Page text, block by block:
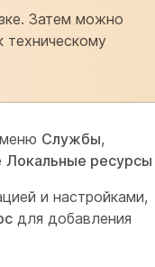
Затем можно
техническому
Службы,
Локальные ресурсы
и настройками,
для добавления